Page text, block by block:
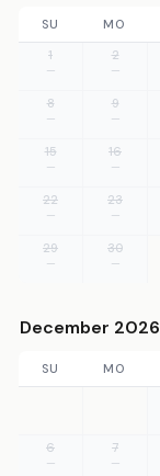
SU MO
1
—
2
—
8
—
9
—
15
—
16
—
22
—
23
—
29
—
30
—
December 2026
SU MO
6
—
7
—